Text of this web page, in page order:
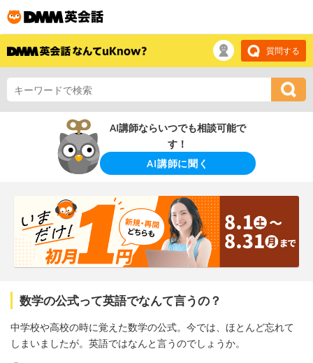
質問する
AI講師ならいつでも相談可能で
す！
AI講師に聞く
数学の公式って英語でなんて言うの？
中学校や高校の時に覚えた数学の公式。今では、ほとんど忘れて
しまいましたが。英語ではなんと言うのでしょうか。